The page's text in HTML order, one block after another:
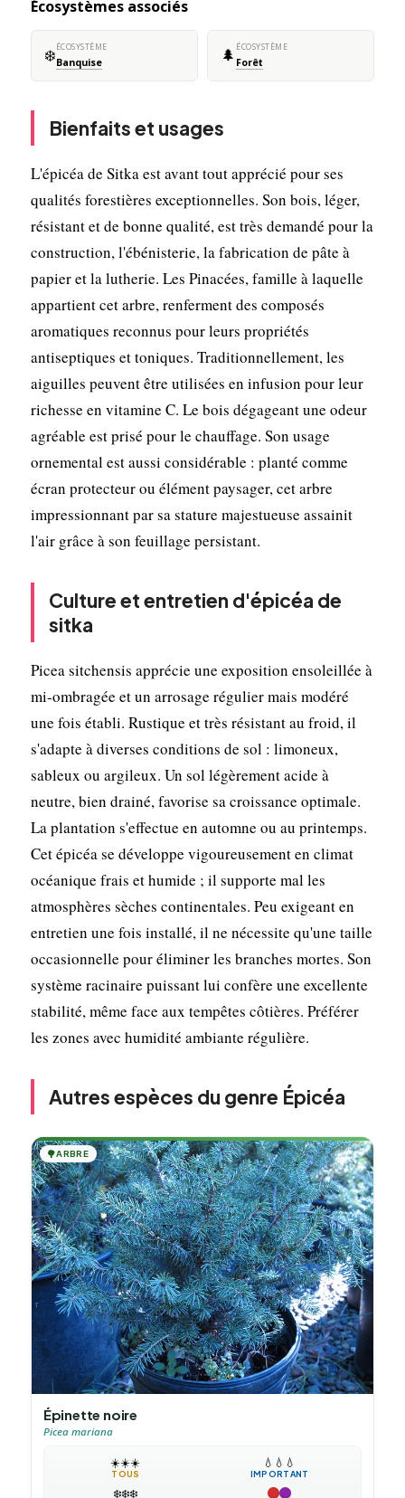
Écosystèmes associés
❄️ÉCOSYSTÈME
Banquise 🌲 ÉCOSYSTÈME
Forêt
Bienfaits et usages
L'épicéa de Sitka est avant tout apprécié pour ses
qualités forestières exceptionnelles. Son bois, léger,
résistant et de bonne qualité, est très demandé pour la
construction, l'ébénisterie, la fabrication de pâte à
papier et la lutherie. Les Pinacées, famille à laquelle
appartient cet arbre, renferment des composés
aromatiques reconnus pour leurs propriétés
antiseptiques et toniques. Traditionnellement, les
aiguilles peuvent être utilisées en infusion pour leur
richesse en vitamine C. Le bois dégageant une odeur
agréable est prisé pour le chauffage. Son usage
ornemental est aussi considérable : planté comme
écran protecteur ou élément paysager, cet arbre
impressionnant par sa stature majestueuse assainit
l'air grâce à son feuillage persistant.
Culture et entretien d'épicéa de
sitka
Picea sitchensis apprécie une exposition ensoleillée à
mi-ombragée et un arrosage régulier mais modéré
une fois établi. Rustique et très résistant au froid, il
s'adapte à diverses conditions de sol : limoneux,
sableux ou argileux. Un sol légèrement acide à
neutre, bien drainé, favorise sa croissance optimale.
La plantation s'effectue en automne ou au printemps.
Cet épicéa se développe vigoureusement en climat
océanique frais et humide ; il supporte mal les
atmosphères sèches continentales. Peu exigeant en
entretien une fois installé, il ne nécessite qu'une taille
occasionnelle pour éliminer les branches mortes. Son
système racinaire puissant lui confère une excellente
stabilité, même face aux tempêtes côtières. Préférer
les zones avec humidité ambiante régulière.
Autres espèces du genre Épicéa
🌳ARBRE
Épinette noire
Picea mariana
☀️☀️☀️
TOUS
💧 💧 💧
IMPORTANT
❄️❄️❄️